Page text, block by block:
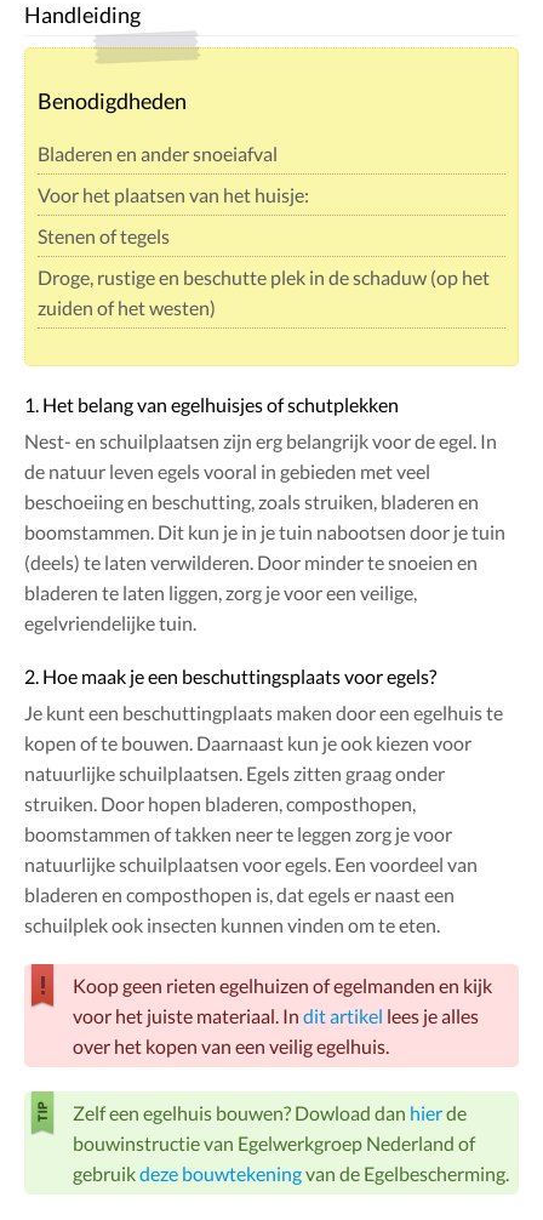
Handleiding
Benodigdheden
Bladeren en ander snoeiafval
Voor het plaatsen van het huisje:
Stenen of tegels
Droge, rustige en beschutte plek in de schaduw (op het
zuiden of het westen)
1. Het belang van egelhuisjes of schutplekken
Nest- en schuilplaatsen zijn erg belangrijk voor de egel. In
de natuur leven egels vooral in gebieden met veel
beschoeiing en beschutting, zoals struiken, bladeren en
boomstammen. Dit kun je in je tuin nabootsen door je tuin
(deels) te laten verwilderen. Door minder te snoeien en
bladeren te laten liggen, zorg je voor een veilige,
egelvriendelijke tuin.
2. Hoe maak je een beschuttingsplaats voor egels?
Je kunt een beschuttingplaats maken door een egelhuis te
kopen of te bouwen. Daarnaast kun je ook kiezen voor
natuurlijke schuilplaatsen. Egels zitten graag onder
struiken. Door hopen bladeren, composthopen,
boomstammen of takken neer te leggen zorg je voor
natuurlijke schuilplaatsen voor egels. Een voordeel van
bladeren en composthopen is, dat egels er naast een
schuilplek ook insecten kunnen vinden om te eten.
Koop geen rieten egelhuizen of egelmanden en kijk
voor het juiste materiaal. In dit artikel lees je alles
over het kopen van een veilig egelhuis.
Zelf een egelhuis bouwen? Dowload dan hierde
bouwinstructie van Egelwerkgroep Nederland of
gebruikdeze bouwtekeningvan de Egelbescherming.